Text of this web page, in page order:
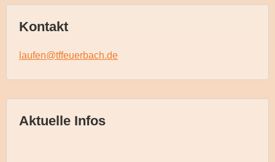
Kontakt
laufen@tffeuerbach.de
Aktuelle Infos